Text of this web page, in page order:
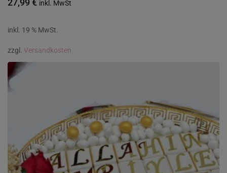
27,99 € inkl. MwSt
inkl. 19 % MwSt.
zzgl. Versandkosten